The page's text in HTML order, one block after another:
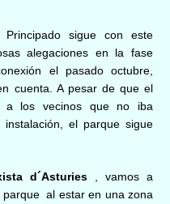
sigue con este
alegaciones en la fase
el pasado octubre,
cuenta. A pesar de que el
a los vecinos que no iba
el parque sigue
d´Asturies , vamos a
parque al estar en una zona